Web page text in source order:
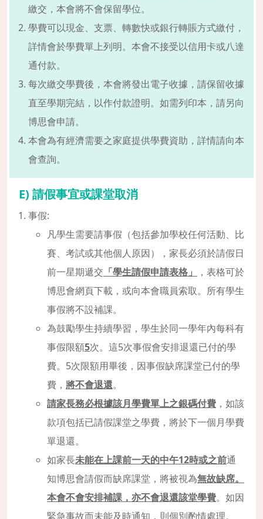
繳交，本會將不會保留學位。
學費可以現金、支票、轉數快或銀行轉賬方式繳付，
詳情會於學費單上列明。本會不接受以信用卡或八達
通付款。
每次繳交學費後，本會將發出電子收據，請保留收據
直至學期完結，以作付款證明。如需列印本，請另向
博思會申請。
本會為有經濟需要之家庭提供學費資助，詳情請向本
會查詢。
E) 請假事宜或課堂取消
事假:
凡學生需要請事假（包括參加學校任何活動、比
賽、考試或其他個人原因），家長必須於請假日
前一星期遞交 「學生請假申請表格」
，表格可於
博思會網頁下載，或向本會職員索取。所有學生
事假將不設補課。
為鼓勵學生持續學習，學生於同一學年內每科有
事假限額5次。這5次事假會安排退還已付的學
費。5次限額用畢後，因事假缺席課堂已付的學
費， 將不會退還。
請家長務必根據該月學費單上之銀碼付費 ，如該
款項包括已請假課堂之學費，將於下一個月學費
單退還。
如家長未能在上課前一天的中午12時或之前通
知博思會請假而缺席課堂，將被視為無故缺席。
本會不會安排補課，亦不會退還該堂學費。如因
緊急事故而未能及時通知，則個別酌情處理。